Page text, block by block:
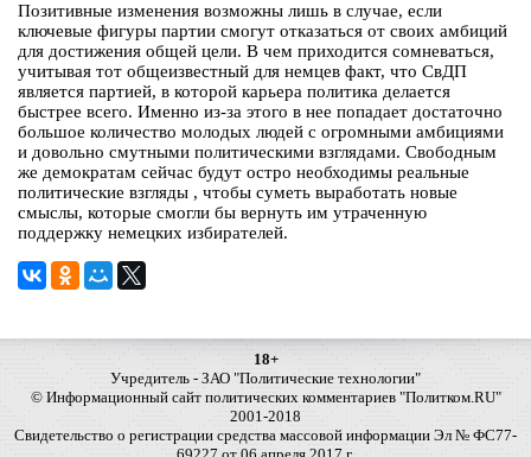
Позитивные изменения возможны лишь в случае, если
ключевые фигуры партии смогут отказаться от своих амбиций
для достижения общей цели. В чем приходится сомневаться,
учитывая тот общеизвестный для немцев факт, что СвДП
является партией, в которой карьера политика делается
быстрее всего. Именно из-за этого в нее попадает достаточно
большое количество молодых людей с огромными амбициями
и довольно смутными политическими взглядами. Свободным
же демократам сейчас будут остро необходимы реальные
политические взгляды , чтобы суметь выработать новые
смыслы, которые смогли бы вернуть им утраченную
поддержку немецких избирателей.
18+
Учредитель - ЗАО "Политические технологии"
© Информационный сайт политических комментариев "Политком.RU"
2001-2018
Свидетельство о регистрации средства массовой информации Эл № ФС77-